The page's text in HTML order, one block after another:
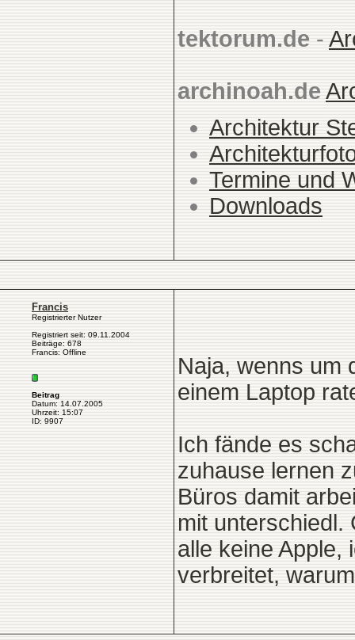
tektorum.de -
archinoah.de
Architektur
Termine und
Downloads
Francis
Registrierter Nutzer
Registriert seit: 09.11.2004
Beiträge: 678
Francis: Offline
Beitrag
Datum: 14.07.2005
Uhrzeit: 15:07
ID: 9907
Naja, wenns um
einem Laptop
Ich fände es
zuhause lernen
Büros damit
mit unterschiedl.
alle keine Apple,
verbreitet,